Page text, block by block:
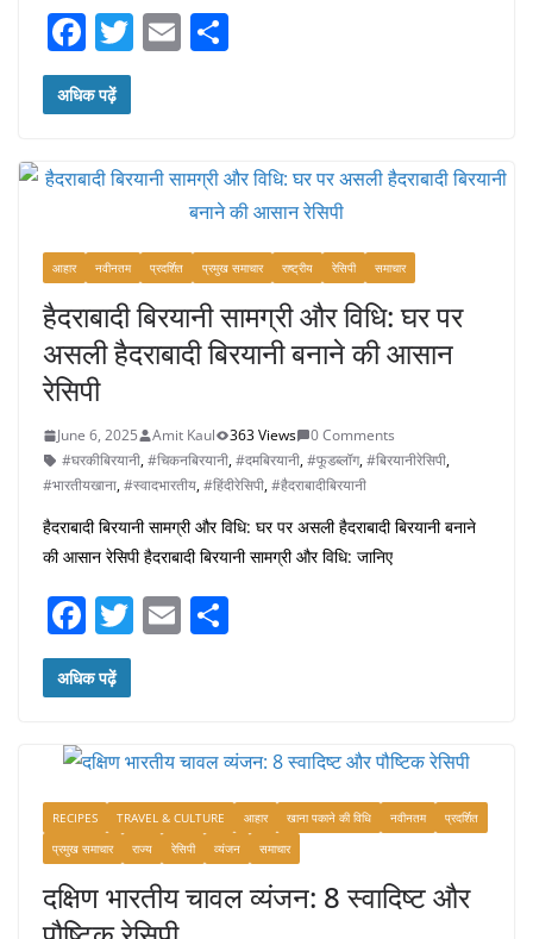
F
a
c
b
o
k
T E
अधिक पढ़ें
आहार नवीनतम प्रदर्शित प्रमुख समाचार राष्ट्रीय रेसिपी समाचार
हैदराबादी बिरयानी सामग्री और विधि: घर पर
असली हैदराबादी बिरयानी बनाने की आसान
रेसिपी
June 6, 2025 Amit Kaul 363 Views
0 Comments
#घरकीबिरयानी,#चिकनबिरयानी,#दमबिरयानी,#फूडब्लॉग,#बिरयानीरेसिपी,
#भारतीयखाना,#स्वादभारतीय,#हिंदीरेसिपी,#हैदराबादीबिरयानी
हैदराबादी बिरयानी सामग्री और विधि: घर पर असली हैदराबादी बिरयानी बनाने
की आसान रेसिपी हैदराबादी बिरयानी सामग्री और विधि: जानिए
F
a
c
b
o
o
k
T E
अधिक पढ़ें
RECIPES TRAVEL & CULTURE आहार खाना पकाने की विधि नवीनतम
प्रदर्शित
प्रमुख समाचार
राज्य रेसिपी व्यंजन समाचार
दक्षिण भारतीय चावल व्यंजन: 8 स्वादिष्ट और